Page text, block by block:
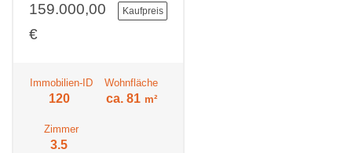
159.000,00
€
Kaufpreis
Immobilien-ID
120
Wohnfläche
ca. 81 m²
Zimmer
3.5